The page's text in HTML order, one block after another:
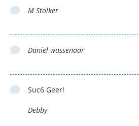
M Stolker
Daniël wassenaar
Suc6 Geer!
Debby